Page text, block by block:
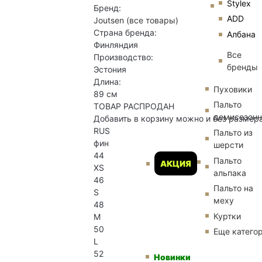
Stylex
ADD
Албана
Все
бренды
АКЦИЯ
Пуховики
Пальто
Пальто из
шерсти
Пальто
альпака
Пальто на
меху
Куртки
Еще
Новинки
Бренд:
Joutsen (все товары)
Страна бренда:
Финляндия
Производство:
Эстония
Длина:
89 см
ТОВАР РАСПРОДАН
Добавить в корзину можно и без
RUS
фин
44
XS
46
S
48
M
50
L
52